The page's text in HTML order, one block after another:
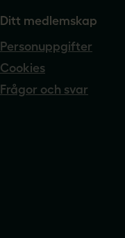
Ditt medlemskap
Personuppgifter
Cookies
Frågor och svar